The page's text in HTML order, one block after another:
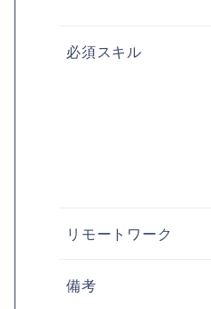
必須スキル
リモートワーク
備考